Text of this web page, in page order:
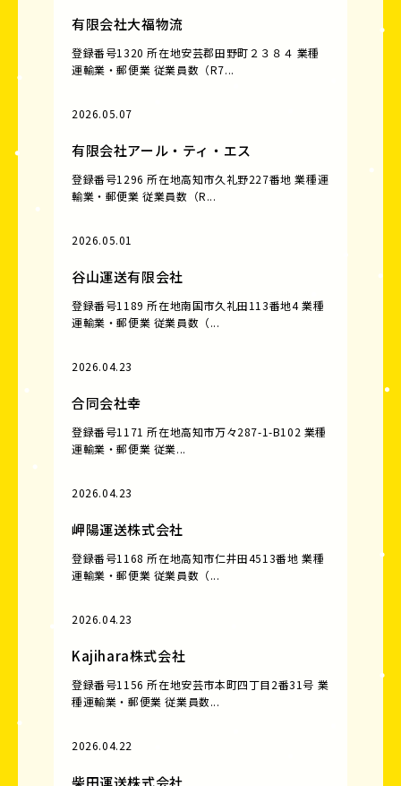
有限会社大福物流
登録番号1320 所在地安芸郡田野町２３８４ 業種
運輸業・郵便業 従業員数（R7...
2026.05.07
有限会社アール・ティ・エス
登録番号1296 所在地高知市久礼野227番地 業種運
輸業・郵便業 従業員数（R...
2026.05.01
谷山運送有限会社
登録番号1189 所在地南国市久礼田113番地4 業種
運輸業・郵便業 従業員数（...
2026.04.23
合同会社幸
登録番号1171 所在地高知市万々287-1-B102 業種
運輸業・郵便業 従業...
2026.04.23
岬陽運送株式会社
登録番号1168 所在地高知市仁井田4513番地 業種
運輸業・郵便業 従業員数（...
2026.04.23
Kajihara株式会社
登録番号1156 所在地安芸市本町四丁目2番31号 業
種運輸業・郵便業 従業員数...
2026.04.22
柴田運送株式会社